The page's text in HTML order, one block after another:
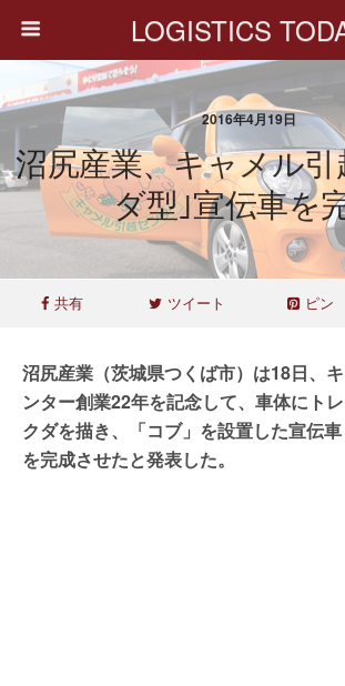
LOGISTICS
2016年4月19日
沼尻産業、キャメル
ダ型｣宣伝車を
共有 ツイート ピン
沼尻産業（茨城県つくば市）は18日、
ンター創業22年を記念して、車体にト
クダを描き、「コブ」を設置した宣伝車
を完成させたと発表した。